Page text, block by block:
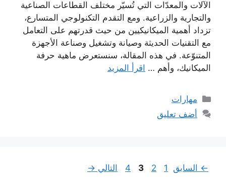
الآلات والمعدّات التي تُسيّر مختلف القطاعات الصناعية
والتجارية والزراعية. ومع التقدم التكنولوجي المتسارع،
تزداد أهمية الميكانيكيين من حيث قدرتهم على التعامل
مع التقنيات الحديثة وصيانة وتشغيل وصناعة الأجهزة
المتنوّعة. في هذه المقالة، سنستعرض ماهية حرفة
الميكانيك، وأهم … اقرأ المزيد
التصنيفات
مهارات
أضف تعليق
← السابق Page
1
Page
2
Page
3
Page
4 التالي →